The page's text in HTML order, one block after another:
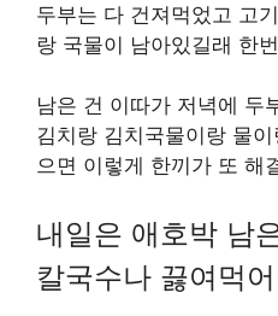
두부는 다 건져먹었고 고
랑 국물이 남아있길래 한
남은 건 이따가 저녁에 두
김치랑 김치국물이랑 물
으면 이렇게 한끼가 또 해
내일은 애호박 남
칼국수나 끓여먹